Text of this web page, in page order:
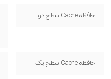
حافظه Cache سطح دو
حافظه Cache سطح یک